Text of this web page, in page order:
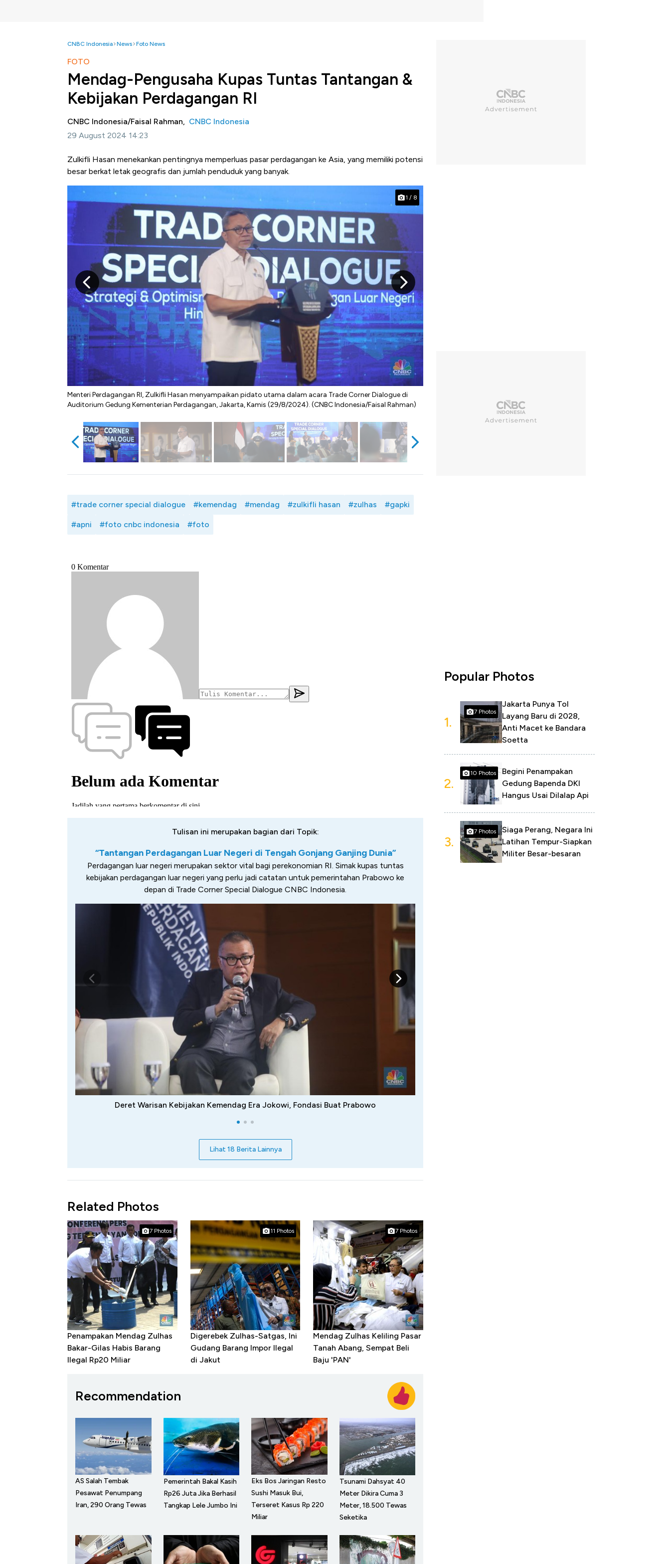
CNBC Indonesia News Foto News
FOTO
Mendag-Pengusaha Kupas Tuntas Tantangan &
Kebijakan Perdagangan RI
CNBC Indonesia/Faisal Rahman, CNBC Indonesia
29 August 2024 14:23
Zulkifli Hasan menekankan pentingnya memperluas pasar perdagangan ke Asia, yang memiliki potensi
besar berkat letak geografis dan jumlah penduduk yang banyak.
Menteri Perdagangan RI, Zulkifli Hasan menyampaikan pidato utama dalam acara Trade Corner Dialogue di
Auditorium Gedung Kementerian Perdagangan, Jakarta, Kamis (29/8/2024). (CNBC Indonesia/Faisal Rahman)
salah satunya di Asia. Menurut Zulkifli, pasar Asia memiliki potensi yang
geografis dan juga jumlah penduduk Asia yang sangat banyak. (CNBC
1 / 8
#trade corner special dialogue #kemendag #mendag #zulkifli hasan #zulhas #gapki
#apni #foto cnbc indonesia #foto
Tulisan ini merupakan bagian dari Topik:
“Tantangan Perdagangan Luar Negeri di Tengah Gonjang Ganjing Dunia”
Perdagangan luar negeri merupakan sektor vital bagi perekonomian RI. Simak kupas tuntas
kebijakan perdagangan luar negeri yang perlu jadi catatan untuk pemerintahan Prabowo ke
depan di Trade Corner Special Dialogue CNBC Indonesia.
Deret Warisan Kebijakan Kemendag Era Jokowi, Fondasi Buat Prabowo
Lihat 18 Berita Lainnya
Related Photos
7 Photos
Penampakan Mendag Zulhas
Bakar-Gilas Habis Barang
Ilegal Rp20 Miliar
11 Photos
Digerebek Zulhas-Satgas, Ini
Gudang Barang Impor Ilegal
di Jakut
7 Photos
Mendag Zulhas Keliling Pasar
Tanah Abang, Sempat Beli
Baju 'PAN'
Recommendation
AS Salah Tembak
Pesawat Penumpang
Iran, 290 Orang Tewas
Pemerintah Bakal Kasih
Rp26 Juta Jika Berhasil
Tangkap Lele Jumbo Ini
Eks Bos Jaringan Resto
Sushi Masuk Bui,
Terseret Kasus Rp 220
Miliar
Tsunami Dahsyat 40
Meter Dikira Cuma 3
Meter, 18.500 Tewas
Seketika
Popular Photos
1.
7 Photos
Jakarta Punya Tol
Layang Baru di 2028,
Anti Macet ke Bandara
Soetta
2.
10 Photos
Begini Penampakan
Gedung Bapenda DKI
Hangus Usai Dilalap Api
3.
7 Photos
Siaga Perang, Negara Ini
Latihan Tempur-Siapkan
Militer Besar-besaran